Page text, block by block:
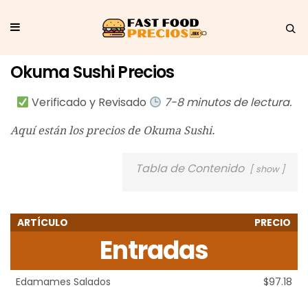
Okuma Sushi Precios
Verificado y Revisado 7-8 minutos de lectura.
Aquí están los precios de Okuma Sushi.
Tabla de Contenido show
ARTÍCULO PRECIO
Entradas
Edamames Salados
$97.18